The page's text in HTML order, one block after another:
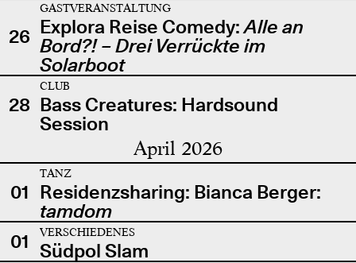
26
GASTVERANSTALTUNG
Explora Reise Comedy:Alle an
Bord?! – Drei Verrückte im
Solarboot
28
CLUB
Bass Creatures: Hardsound
Session
April 2026
01
TANZ
Residenzsharing: Bianca Berger:
tamdom
01
VERSCHIEDENES
Südpol Slam